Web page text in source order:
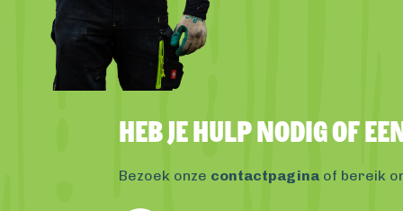
Heb je hulp nodig of
Bezoek onze contactpagina of bereik